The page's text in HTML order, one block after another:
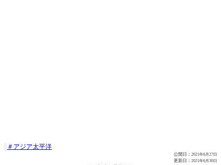
アジア太平洋
公開日： 2021年6月27日
更新日： 2021年6月30日